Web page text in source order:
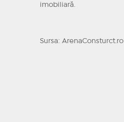
imobiliară.
Sursa: ArenaConsturct.ro